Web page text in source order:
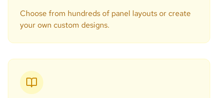
Choose from hundreds of panel layouts or create
your own custom designs.